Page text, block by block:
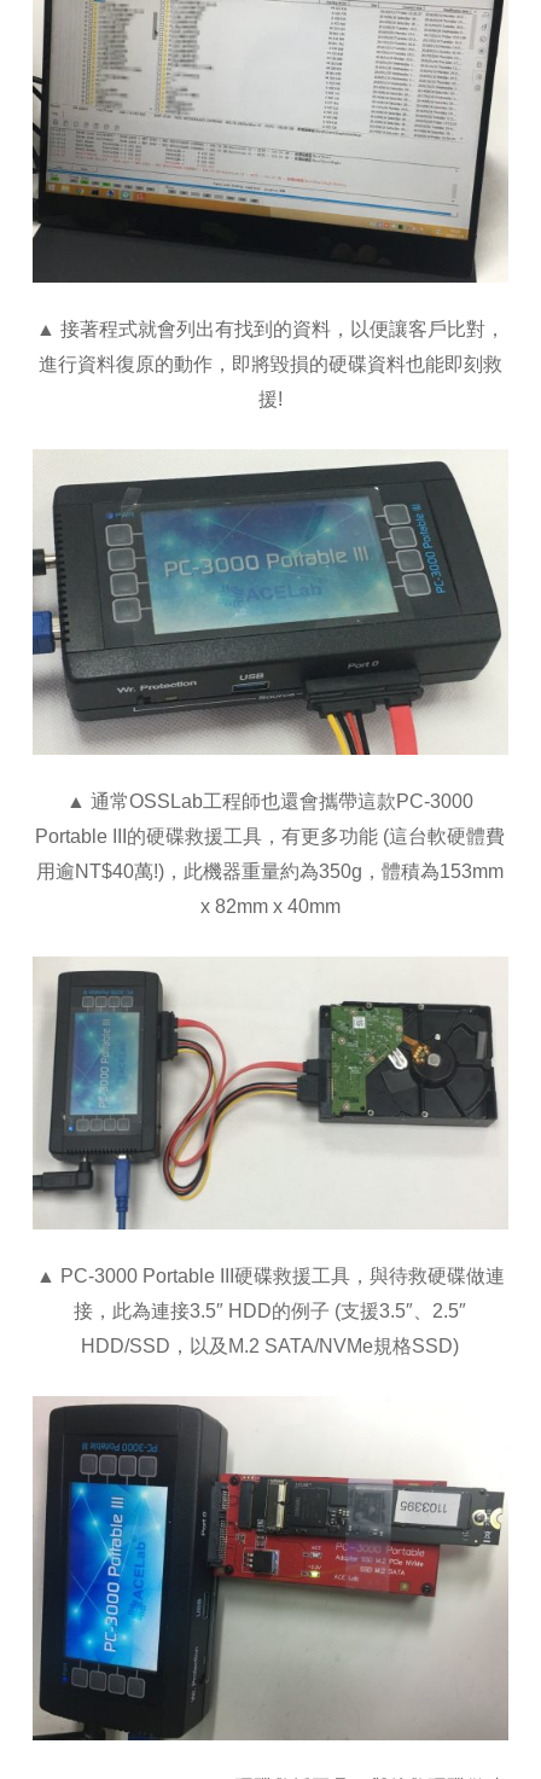
▲ 接著程式就會列出有找到的資料，以便讓客戶比對，
進行資料復原的動作，即將毀損的硬碟資料也能即刻救
援!
▲ 通常OSSLab工程師也還會攜帶這款PC-3000
Portable III的硬碟救援工具，有更多功能 (這台軟硬體費
用逾NT$40萬!)，此機器重量約為350g，體積為153mm
x 82mm x 40mm
▲ PC-3000 Portable III硬碟救援工具，與待救硬碟做連
接，此為連接3.5″ HDD的例子 (支援3.5″、2.5″
HDD/SSD，以及M.2 SATA/NVMe規格SSD)